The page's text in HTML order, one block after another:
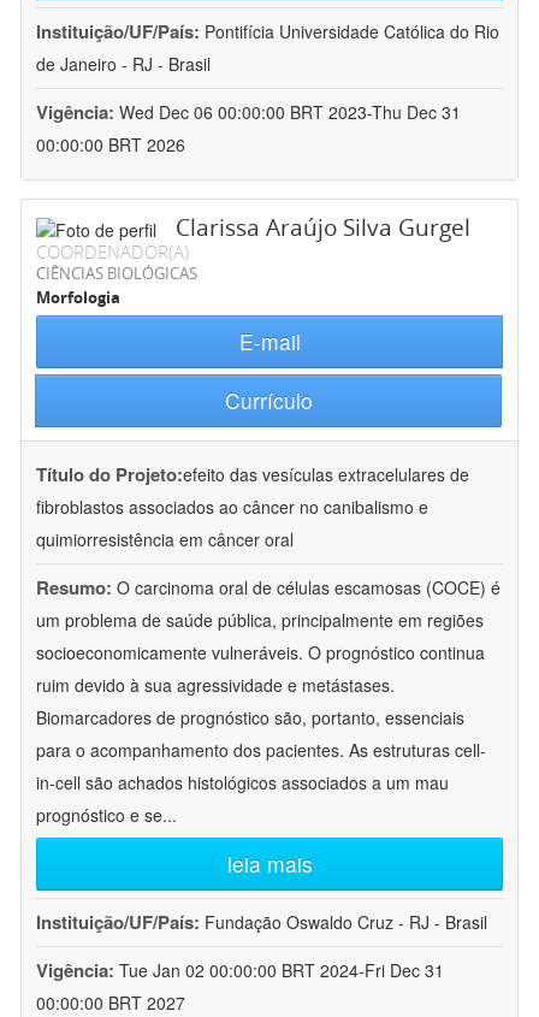
Instituição/UF/País: Pontifícia Universidade Católica do Rio
de Janeiro - RJ - Brasil
Vigência: Wed Dec 06 00:00:00 BRT 2023-Thu Dec 31
00:00:00 BRT 2026
Clarissa Araújo Silva Gurgel
COORDENADOR(A)
CIÊNCIAS BIOLÓGICAS
Morfologia
E-mail
Currículo
Título do Projeto:efeito das vesículas extracelulares de
fibroblastos associados ao câncer no canibalismo e
quimiorresistência em câncer oral
Resumo: O carcinoma oral de células escamosas (COCE) é
um problema de saúde pública, principalmente em regiões
socioeconomicamente vulneráveis. O prognóstico continua
ruim devido à sua agressividade e metástases.
Biomarcadores de prognóstico são, portanto, essenciais
para o acompanhamento dos pacientes. As estruturas cell-
in-cell são achados histológicos associados a um mau
prognóstico e se...
leia mais
Instituição/UF/País: Fundação Oswaldo Cruz - RJ - Brasil
Vigência: Tue Jan 02 00:00:00 BRT 2024-Fri Dec 31
00:00:00 BRT 2027